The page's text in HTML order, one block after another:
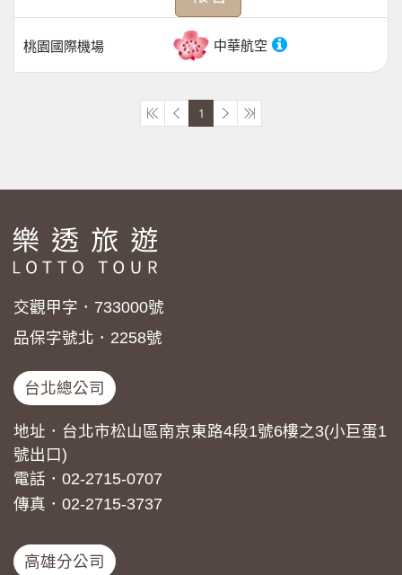
桃園國際機場 中華航空
1
交觀甲字．733000號
品保字號北．2258號
台北總公司
地址．台北市松山區南京東路4段1號6樓之3(小巨蛋1
號出口)
電話．02-2715-0707
傳真．02-2715-3737
高雄分公司